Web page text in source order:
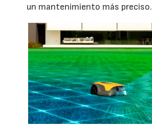
un mantenimiento más preciso.